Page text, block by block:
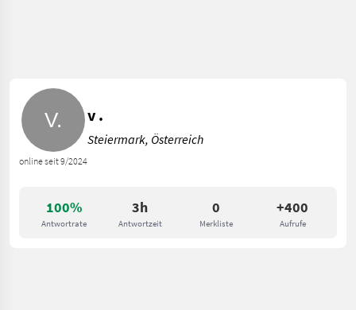
100%
Antwortrate
3h
Antwortzeit
0
Merkliste
+400
Aufrufe
online seit 9/2024
v .
Steiermark, Österreich